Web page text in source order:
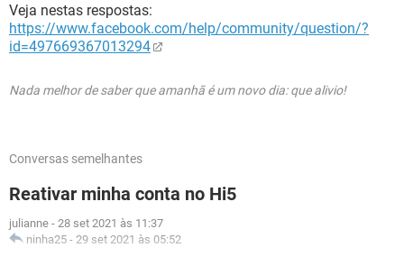
Veja nestas respostas:
https://www.facebook.com/help/community/question/?
id=497669367013294
Nada melhor de saber que amanhã é um novo dia: que alivio!
Conversas semelhantes
Reativar minha conta no Hi5
julianne - 28 set 2021 às 11:37
ninha25 - 29 set 2021 às 05:52